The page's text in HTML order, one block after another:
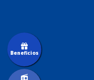
Beneficios